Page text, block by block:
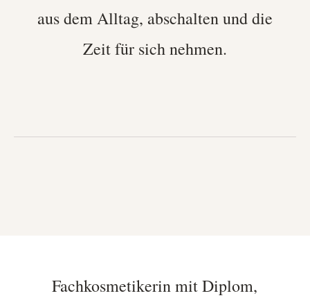
aus dem Alltag, abschalten und die
Zeit für sich nehmen.
Fachkosmetikerin mit Diplom,